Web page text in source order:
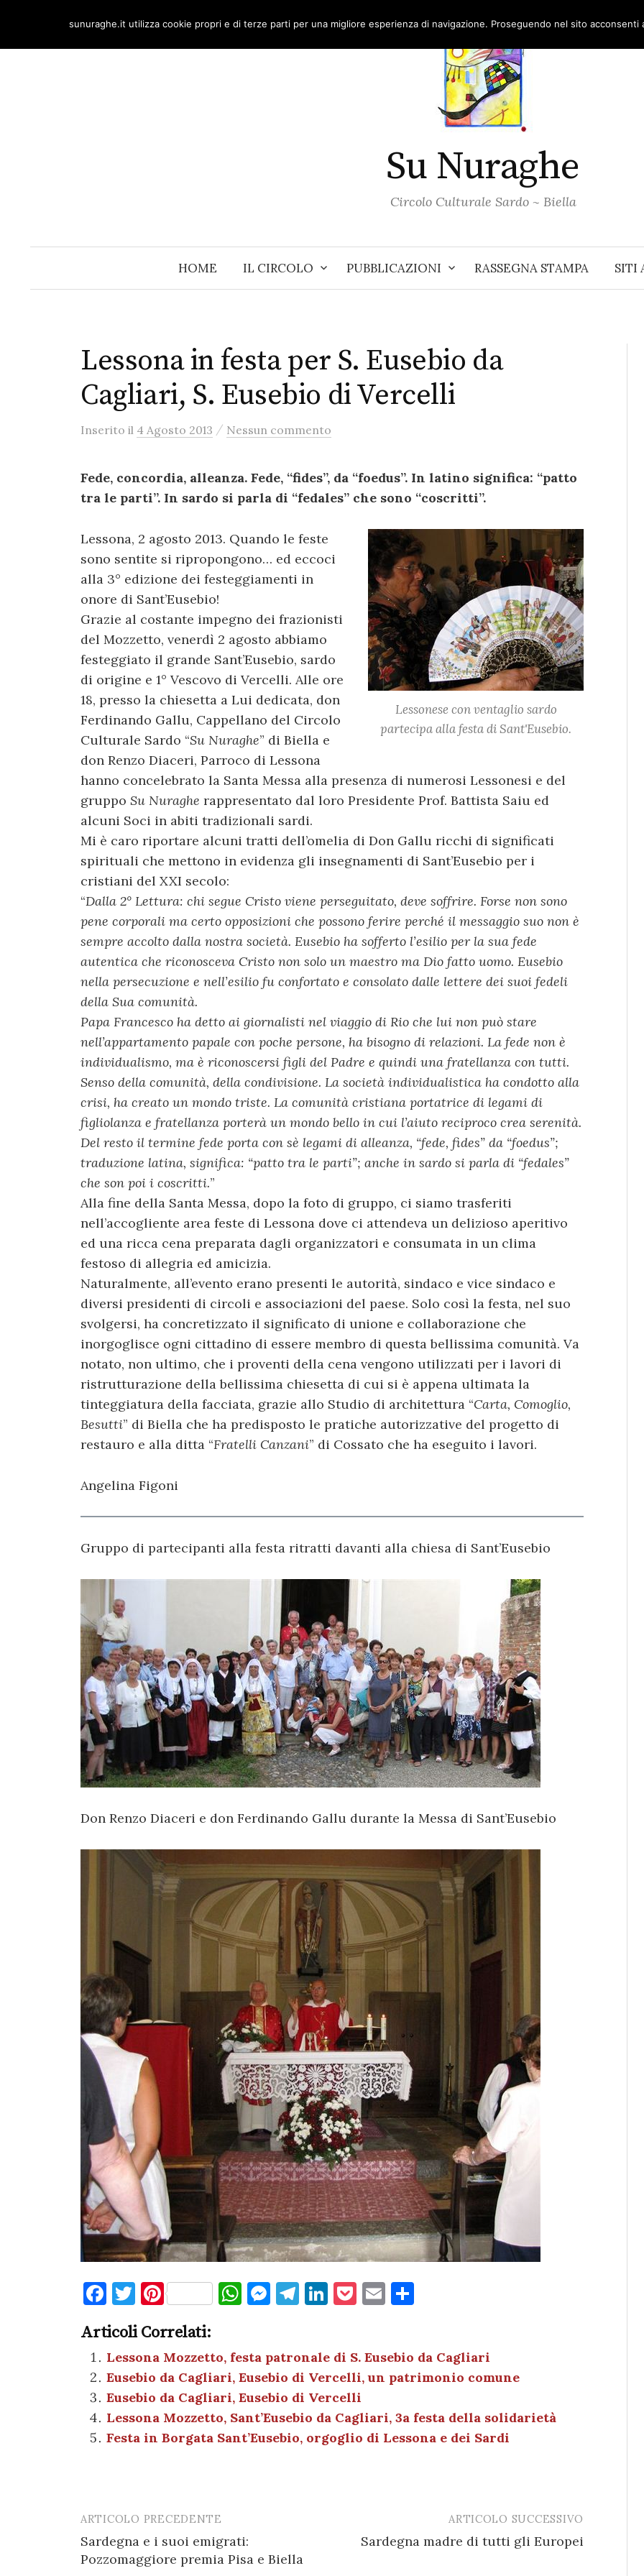
content
Su Nuraghe
Circolo Culturale Sardo ~ Biella
HOME IL CIRCOLO PUBBLICAZIONI RASSEGNA STAMPA SITI
Lessona in festa per S. Eusebio da
Cagliari, S. Eusebio di Vercelli
Inserito il 4 Agosto 2013 / Nessun commento
Fede, concordia, alleanza. Fede, “fides”, da “foedus”. In latino significa: “patto
tra le parti”. In sardo si parla di “fedales” che sono “coscritti”.
Lessonese con ventaglio sardo
partecipa alla festa di Sant'Eusebio.
Lessona, 2 agosto 2013. Quando le feste
sono sentite si ripropongono… ed eccoci
alla 3° edizione dei festeggiamenti in
onore di Sant’Eusebio!
Grazie al costante impegno dei frazionisti
del Mozzetto, venerdì 2 agosto abbiamo
festeggiato il grande Sant’Eusebio, sardo
di origine e 1° Vescovo di Vercelli. Alle ore
18, presso la chiesetta a Lui dedicata, don
Ferdinando Gallu, Cappellano del Circolo
Culturale Sardo “Su Nuraghe” di Biella e
don Renzo Diaceri, Parroco di Lessona
hanno concelebrato la Santa Messa alla presenza di numerosi Lessonesi e del
gruppo Su Nuraghe rappresentato dal loro Presidente Prof. Battista Saiu ed
alcuni Soci in abiti tradizionali sardi.
Mi è caro riportare alcuni tratti dell’omelia di Don Gallu ricchi di significati
spirituali che mettono in evidenza gli insegnamenti di Sant’Eusebio per i
cristiani del XXI secolo:
“Dalla 2° Lettura: chi segue Cristo viene perseguitato, deve soffrire. Forse non sono
pene corporali ma certo opposizioni che possono ferire perché il messaggio suo non è
sempre accolto dalla nostra società. Eusebio ha sofferto l’esilio per la sua fede
autentica che riconosceva Cristo non solo un maestro ma Dio fatto uomo. Eusebio
nella persecuzione e nell’esilio fu confortato e consolato dalle lettere dei suoi fedeli
della Sua comunità.
Papa Francesco ha detto ai giornalisti nel viaggio di Rio che lui non può stare
nell’appartamento papale con poche persone, ha bisogno di relazioni. La fede non è
individualismo, ma è riconoscersi figli del Padre e quindi una fratellanza con tutti.
Senso della comunità, della condivisione. La società individualistica ha condotto alla
crisi, ha creato un mondo triste. La comunità cristiana portatrice di legami di
figliolanza e fratellanza porterà un mondo bello in cui l’aiuto reciproco crea serenità.
Del resto il termine fede porta con sè legami di alleanza, “fede, fides” da “foedus”;
traduzione latina, significa: “patto tra le parti”; anche in sardo si parla di “fedales”
che son poi i coscritti.”
Alla fine della Santa Messa, dopo la foto di gruppo, ci siamo trasferiti
nell’accogliente area feste di Lessona dove ci attendeva un delizioso aperitivo
ed una ricca cena preparata dagli organizzatori e consumata in un clima
festoso di allegria ed amicizia.
Naturalmente, all’evento erano presenti le autorità, sindaco e vice sindaco e
diversi presidenti di circoli e associazioni del paese. Solo così la festa, nel suo
svolgersi, ha concretizzato il significato di unione e collaborazione che
inorgoglisce ogni cittadino di essere membro di questa bellissima comunità. Va
notato, non ultimo, che i proventi della cena vengono utilizzati per i lavori di
ristrutturazione della bellissima chiesetta di cui si è appena ultimata la
tinteggiatura della facciata, grazie allo Studio di architettura “Carta, Comoglio,
Besutti” di Biella che ha predisposto le pratiche autorizzative del progetto di
restauro e alla ditta “Fratelli Canzani” di Cossato che ha eseguito i lavori.
Angelina Figoni
Gruppo di partecipanti alla festa ritratti davanti alla chiesa di Sant’Eusebio
Don Renzo Diaceri e don Ferdinando Gallu durante la Messa di Sant’Eusebio
F
a
c
e
b
o
o
T
w
it
te
r
Pi
nt
er
es
t
W
s
A
p
p
M
n
g
er
T
gr
a
m
Li
e
dI
n
P
k
et
E
l di
vi
di
Articoli Correlati:
Lessona Mozzetto, festa patronale di S. Eusebio da Cagliari
Eusebio da Cagliari, Eusebio di Vercelli, un patrimonio comune
Eusebio da Cagliari, Eusebio di Vercelli
Lessona Mozzetto, Sant’Eusebio da Cagliari, 3a festa della solidarietà
Festa in Borgata Sant’Eusebio, orgoglio di Lessona e dei Sardi
Post
navigation
ARTICOLO PRECEDENTE
Sardegna e i suoi emigrati:
Pozzomaggiore premia Pisa e Biella
ARTICOLO SUCCESSIVO
Sardegna madre di tutti gli Europei
sunuraghe.it utilizza cookie propri e di terze parti per una migliore esperienza di navigazione. Proseguendo nel sito acconsenti